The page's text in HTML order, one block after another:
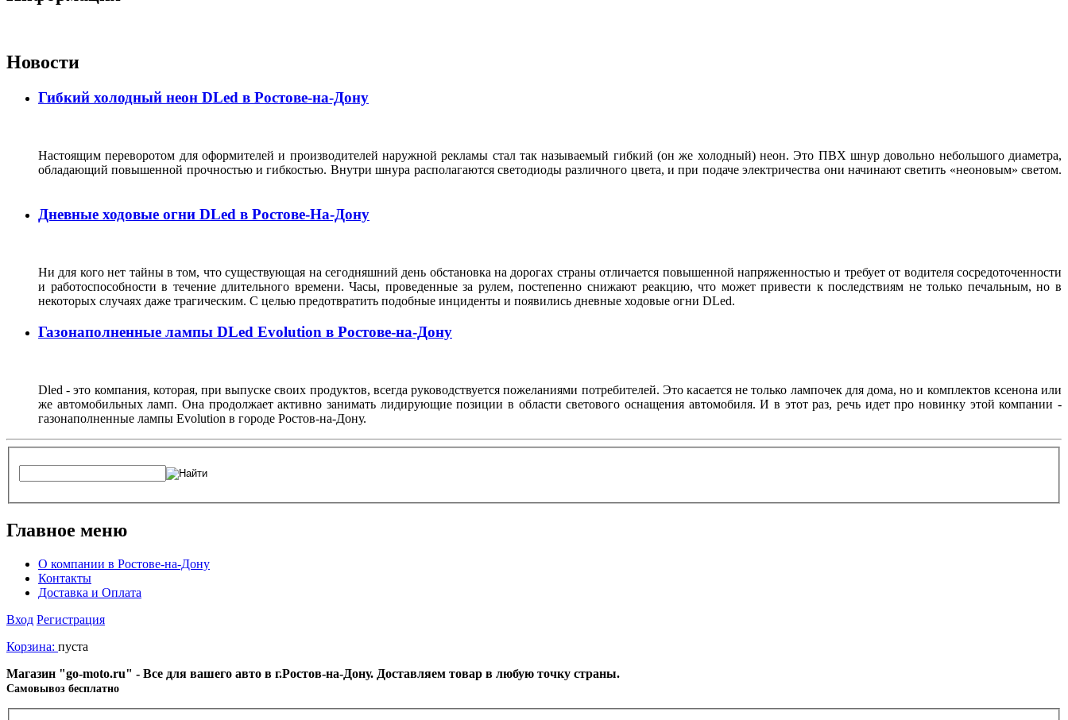
Новости
Гибкий холодный неон DLed в Ростове-на-Дону
Настоящим переворотом для оформителей и производителей наружной рекламы стал так называемый гибкий (он же холодный) неон. Это ПВХ шнур довольно небольшого диаметра,
обладающий повышенной прочностью и гибкостью. Внутри шнура располагаются светодиоды различного цвета, и при подаче электричества они начинают светить «неоновым» светом.
Дневные ходовые огни DLed в Ростове-На-Дону
Ни для кого нет тайны в том, что существующая на сегодняшний день обстановка на дорогах страны отличается повышенной напряженностью и требует от водителя сосредоточенности
и работоспособности в течение длительного времени. Часы, проведенные за рулем, постепенно снижают реакцию, что может привести к последствиям не только печальным, но в
некоторых случаях даже трагическим. С целью предотвратить подобные инциденты и появились дневные ходовые огни DLed.
Газонаполненные лампы DLed Evolution в Ростове-на-Дону
Dled - это компания, которая, при выпуске своих продуктов, всегда руководствуется пожеланиями потребителей. Это касается не только лампочек для дома, но и комплектов ксенона или
же автомобильных ламп. Она продолжает активно занимать лидирующие позиции в области светового оснащения автомобиля. И в этот раз, речь идет про новинку этой компании -
газонаполненные лампы Evolution в городе Ростов-на-Дону.
Главное меню
О компании в Ростове-на-Дону
Контакты
Доставка и Оплата
Вход Регистрация
Корзина: пуста
Магазин "go-moto.ru" - Все для вашего авто в г.Ростов-на-Дону. Доставляем товар в любую точку страны.
Cамовывоз бесплатно